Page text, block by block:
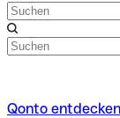
Qonto entdecken